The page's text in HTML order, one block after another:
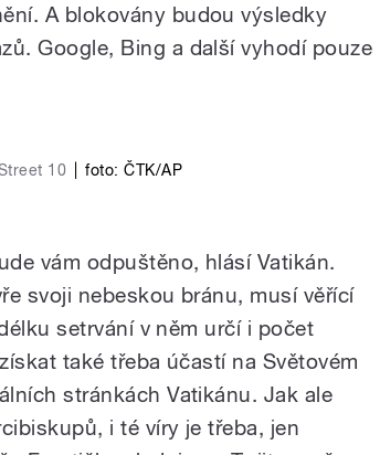
A blokovány budou výsledky
Google, Bing a další vyhodí pouze
10 foto: ČTK/AP
vám odpuštěno, hlásí Vatikán.
svoji nebeskou bránu, musí věřící
setrvání v něm určí i počet
také třeba účastí na Světovém
stránkách Vatikánu. Jak ale
i té víry je třeba, jen